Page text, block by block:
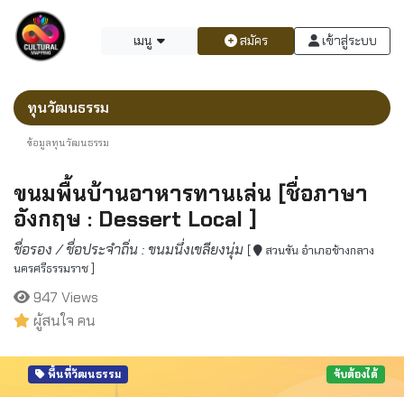
เมนู สมัคร เข้าสู่ระบบ
ทุนวัฒนธรรม
ข้อมูลทุนวัฒนธรรม
ขนมพื้นบ้านอาหารทานเล่น [ชื่อภาษา
อังกฤษ : Dessert Local ]
ชื่อรอง / ชื่อประจำถิ่น : ขนมนึ่งเขลียงนุ่ม [
สวนขัน อำเภอช้างกลาง
นครศรีธรรมราช ]
947 Views
ผู้สนใจ คน
พื้นที่วัฒนธรรม จับต้องได้